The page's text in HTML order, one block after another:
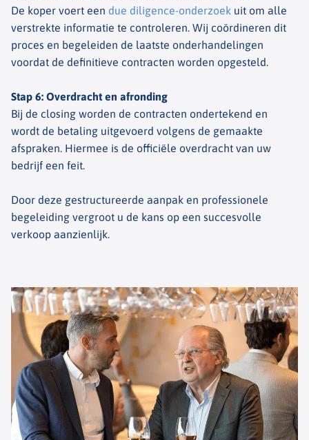
De koper voert een due diligence-onderzoek uit om alle
verstrekte informatie te controleren. Wij coördineren dit
proces en begeleiden de laatste onderhandelingen
voordat de definitieve contracten worden opgesteld.
Stap 6: Overdracht en afronding
Bij de closing worden de contracten ondertekend en
wordt de betaling uitgevoerd volgens de gemaakte
afspraken. Hiermee is de officiële overdracht van uw
bedrijf een feit.
Door deze gestructureerde aanpak en professionele
begeleiding vergroot u de kans op een succesvolle
verkoop aanzienlijk.